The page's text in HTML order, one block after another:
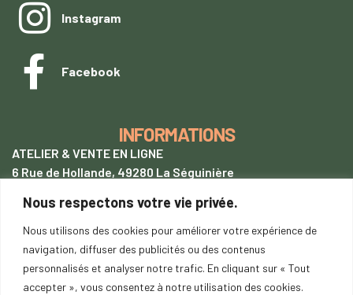
Nous respectons votre vie privée.
Nous utilisons des cookies pour améliorer votre expérience de
navigation, diffuser des publicités ou des contenus
personnalisés et analyser notre trafic. En cliquant sur « Tout
accepter », vous consentez à notre utilisation des cookies.
Instagram
Facebook
INFORMATIONS
ATELIER & VENTE EN LIGNE
6 Rue de Hollande, 49280 La Séguinière
+33 (0)7 62 28 54 94
tentetoit@gmail.com
Lundiau samedi : 9h00-18h00
SUR RENDEZ-VOUS